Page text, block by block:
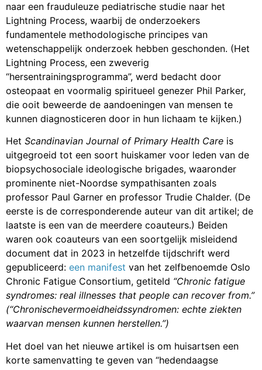
naar een frauduleuze pediatrische studie naar het
Lightning Process, waarbij de onderzoekers
fundamentele methodologische principes van
wetenschappelijk onderzoek hebben geschonden. (Het
Lightning Process, een zweverig
“hersentrainingsprogramma”, werd bedacht door
osteopaat en voormalig spiritueel genezer Phil Parker,
die ooit beweerde de aandoeningen van mensen te
kunnen diagnosticeren door in hun lichaam te kijken.)
Het Scandinavian Journal of Primary Health Care is
uitgegroeid tot een soort huiskamer voor leden van de
biopsychosociale ideologische brigades, waaronder
prominente niet-Noordse sympathisanten zoals
professor Paul Garner en professor Trudie Chalder. (De
eerste is de corresponderende auteur van dit artikel; de
laatste is een van de meerdere coauteurs.) Beiden
waren ook coauteurs van een soortgelijk misleidend
document dat in 2023 in hetzelfde tijdschrift werd
gepubliceerd: een manifest van het zelfbenoemde Oslo
Chronic Fatigue Consortium, getiteld “Chronic fatigue
syndromes: real illnesses that people can recover from.”
(“Chronischevermoeidheidssyndromen: echte ziekten
waarvan mensen kunnen herstellen.”)
Het doel van het nieuwe artikel is om huisartsen een
korte samenvatting te geven van “hedendaagse